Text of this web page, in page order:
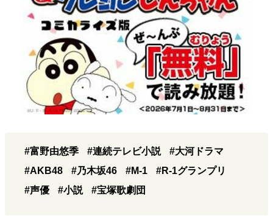
#富野由悠季 #連続テレビ小説
#大河ドラマ
#AKB48
#乃木坂46 #M-1
#R-1グランプリ
#声優
#小説 #宝塚歌劇団